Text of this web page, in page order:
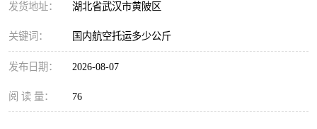
发货地址： 湖北省武汉市黄陂区
关键词： 国内航空托运多少公斤
发布日期： 2026-08-07
阅 读 量： 76